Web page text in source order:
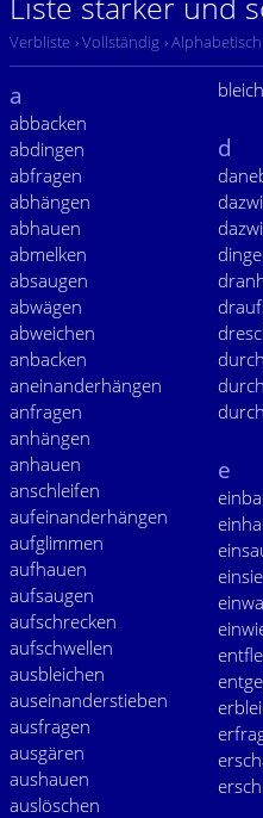
Verbliste › Vollständig › Alphabetisch
a
abbacken
abdingen
abfragen
abhängen
abhauen
abmelken
absaugen
abwägen
abweichen
anbacken
aneinanderhängen
anfragen
anhängen
anhauen
anschleifen
aufeinanderhängen
aufglimmen
aufhauen
aufsaugen
aufschrecken
aufschwellen
ausbleichen
auseinanderstieben
ausfragen
ausgären
aushauen
auslöschen
d
e